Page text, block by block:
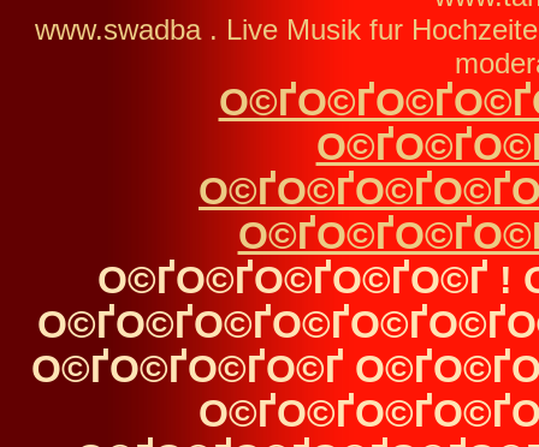
www.swadba . Live Musik fur
О©ҐО©ҐО©ҐО©ҐО©Ґ !
О©ҐО©ҐО©ҐО©Ґ